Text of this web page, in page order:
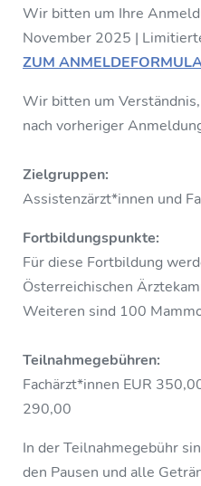
Wir bitten um Ihre
November 2025 |
ZUM
Wir bitten um
nach vorheriger
Zielgruppen:
Assistenzärzt*innen und
Fortbildungspunkte:
Für diese Fortbildung
Österreichischen
Weiteren sind 100
Teilnahmegebühren:
Fachärzt*innen EUR
290,00
In der Teilnahmegebühr
den Pausen und alle